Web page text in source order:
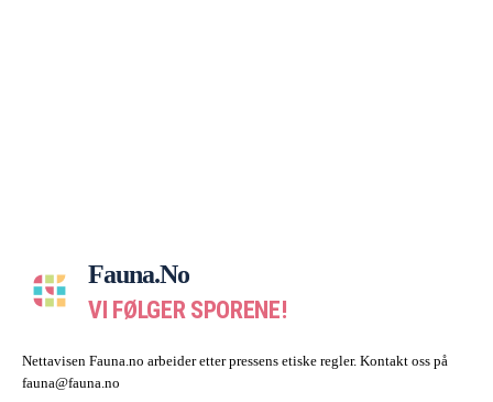
Fauna.no
VI FØLGER SPORENE!
Nettavisen Fauna.no arbeider etter pressens etiske regler. Kontakt oss på
fauna@fauna.no